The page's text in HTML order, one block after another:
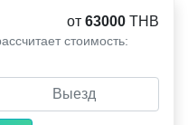
от 63000 THB
стоимость: